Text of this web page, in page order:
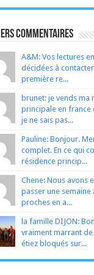
Commentaires
A&M: Vos lectures
décidées à
première re...
brunet: je vends ma
principale en france
je ne sais pas...
Pauline: Bonjour.
complet. En ce qui
résidence princip...
Chene: Nous avons
passer une semaine
proches en a...
la famille DIJON:
vraiment marrant
étiez bloqués sur...